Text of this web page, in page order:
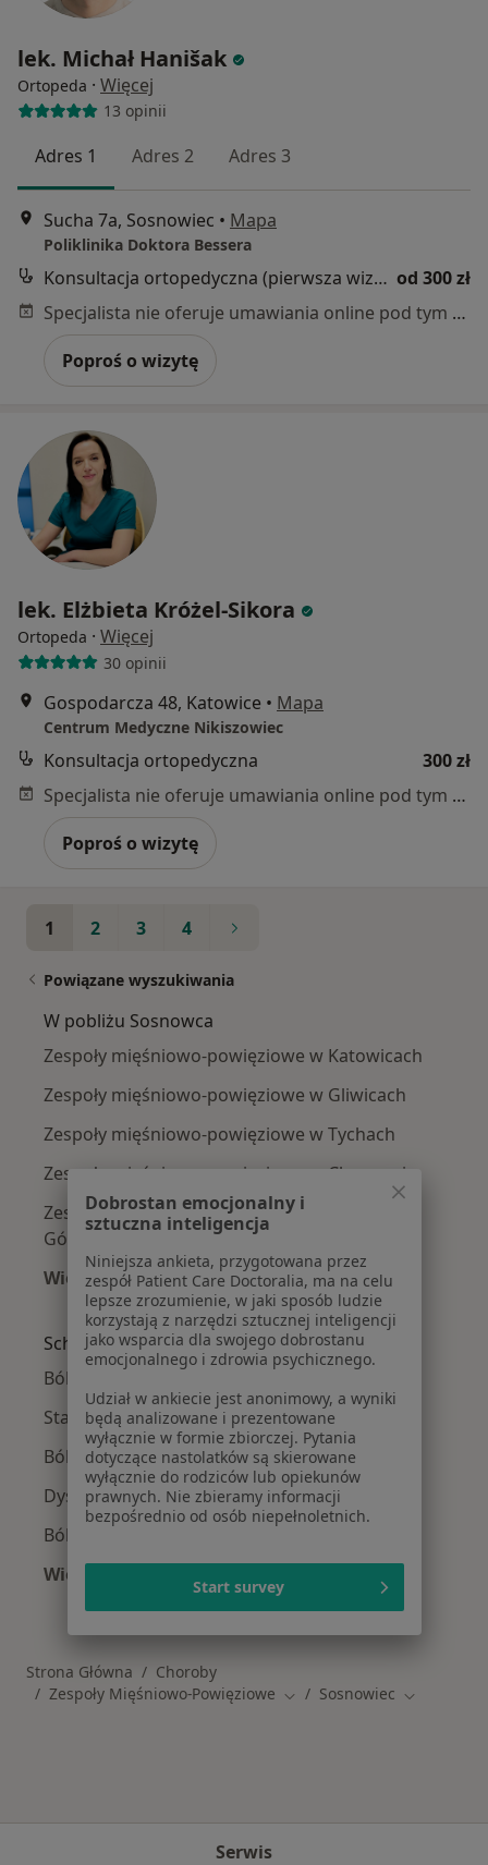
lek. Michał Hanišak
Ortopeda · Więcej
13 opinii
Adres 1 Adres 2 Adres 3
Sucha 7a, Sosnowiec • Mapa
Poliklinika Doktora Bessera
Konsultacja ortopedyczna (pierwsza wizyta) od 300 zł
Specjalista nie oferuje umawiania online pod tym adresem.
Poproś o wizytę
lek. Elżbieta Króżel-Sikora
Ortopeda · Więcej
30 opinii
Gospodarcza 48, Katowice • Mapa
Centrum Medyczne Nikiszowiec
Konsultacja ortopedyczna
300 zł
Specjalista nie oferuje umawiania online pod tym adresem.
Poproś o wizytę
1 2 3 4
Powiązane wyszukiwania
W pobliżu Sosnowca
Zespoły mięśniowo-powięziowe w Katowicach
Zespoły mięśniowo-powięziowe w Gliwicach
Zespoły mięśniowo-powięziowe w Tychach
Zespoły mięśniowo-powięziowe w Chorzowie
Zespoły mięśniowo-powięziowe w Dąbrowie
Górniczej
Więcej (14)
Więcej w kategorii: W pobliżu Sosnowca
Schorzenia w Sosnowcu
Bóle kręgosłupa w Sosnowcu
Stany pourazowe w Sosnowcu
Ból kolana w Sosnowcu
Dyskopatia w Sosnowcu
Ból barku w Sosnowcu
Więcej (15)
Więcej w kategorii: Schorzenia w Sosnowcu
Strona Główna
Choroby
Zespoły Mięśniowo-Powięziowe Zmień miasto
Sosnowiec Zmień
Serwis
Dobrostan emocjonalny i
sztuczna inteligencja
Niniejsza ankieta, przygotowana przez
zespół Patient Care Doctoralia, ma na celu
lepsze zrozumienie, w jaki sposób ludzie
korzystają z narzędzi sztucznej inteligencji
jako wsparcia dla swojego dobrostanu
emocjonalnego i zdrowia psychicznego.
Udział w ankiecie jest anonimowy, a wyniki
będą analizowane i prezentowane
wyłącznie w formie zbiorczej. Pytania
dotyczące nastolatków są skierowane
wyłącznie do rodziców lub opiekunów
prawnych. Nie zbieramy informacji
bezpośrednio od osób niepełnoletnich.
Start survey